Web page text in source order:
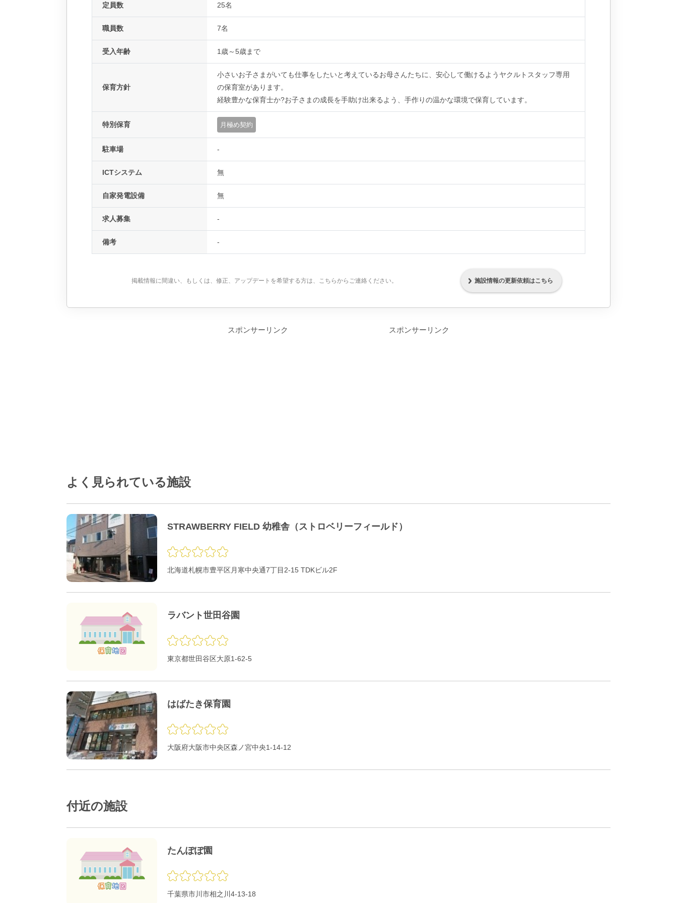
定員数 25名
職員数 7名
受入年齢 1歳～5歳まで
保育方針
小さいお子さまがいても仕事をしたいと考えているお母さんたちに、安心して働けるようヤクルトスタッフ専用
の保育室があります。
経験豊かな保育士か?お子さまの成長を手助け出来るよう、手作りの温かな環境で保育しています。
特別保育 月極め契約
駐車場 -
ICTシステム 無
自家発電設備 無
求人募集 -
備考 -
掲載情報に間違い、もしくは、修正、アップデートを希望する方は、こちらからご連絡ください。 施設情報の更新依頼はこちら
スポンサーリンク スポンサーリンク
よく見られている施設
STRAWBERRY FIELD 幼稚舎（ストロベリーフィールド）
北海道札幌市豊平区月寒中央通7丁目2-15 TDKビル2F
ラバント世田谷園
東京都世田谷区大原1-62-5
はばたき保育園
大阪府大阪市中央区森ノ宮中央1-14-12
付近の施設
たんぽぽ園
千葉県市川市相之川4-13-18